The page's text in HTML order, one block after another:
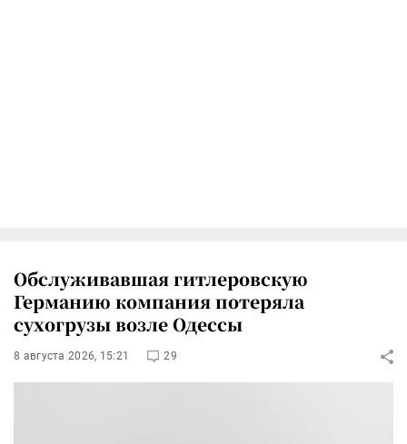
Обслуживавшая гитлеровскую
Германию компания потеряла
сухогрузы возле Одессы
8 августа 2026, 15:21 29